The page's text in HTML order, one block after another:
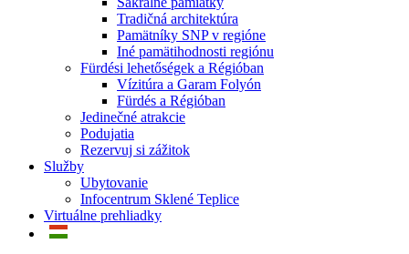
Tradičná architektúra
Pamätníky SNP v regióne
Iné pamätihodnosti regiónu
Fürdési lehetőségek a Régióban
Vízitúra a Garam Folyón
Fürdés a Régióban
Jedinečné atrakcie
Podujatia
Rezervuj si zážitok
Služby
Ubytovanie
Infocentrum Sklené Teplice
Virtuálne prehliadky